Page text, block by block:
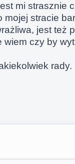
mi strasznie
mojej stracie
jest też
czy by
rady.